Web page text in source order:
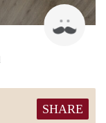
SHARE